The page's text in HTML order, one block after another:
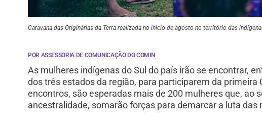
Caravana das Originárias da Terra realizada no início de agosto no território das
POR ASSESSORIA DE COMUNICAÇÃO DO COMIN
As mulheres indígenas do Sul do país irão se encontrar,
dos três estados da região, para participarem da primeira
encontros, são esperadas mais de 200 mulheres que, ao
ancestralidade, somarão forças para demarcar a luta das